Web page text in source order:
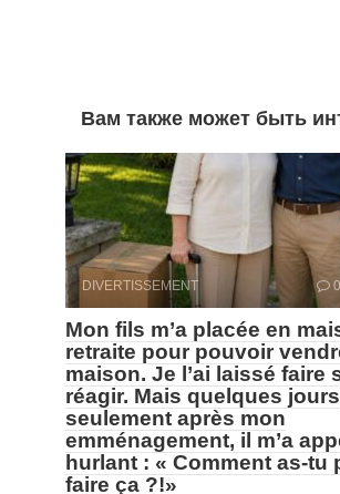
Вам также может быть
DIVERTISSEMENT 0
Mon fils m’a placée en
retraite pour pouvoir
maison. Je l’ai laissé faire
réagir. Mais quelques jours
seulement après mon
emménagement, il m’a
hurlant : « Comment as-tu
faire ça ?!»